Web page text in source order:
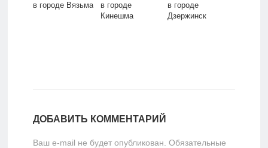
в городе Вязьма
в городе
Кинешма
в городе
Дзержинск
ДОБАВИТЬ КОММЕНТАРИЙ
Ваш e-mail не будет опубликован. Обязательные